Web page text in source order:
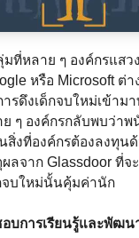
มที่หลาย ๆ องค์กรแส
หรือ Microsoft ต่
ารดึงเด็กจบใหม่เข้าม
ๆ องค์กรกลับพบว่าพ
สิ่งที่องค์กรต้องลงทุน
ผลจาก Glassdoor ที่จ
จบใหม่นั้นคุ้มค่านัก⁣⁣⁣
บการเรียนรู้และพัฒน